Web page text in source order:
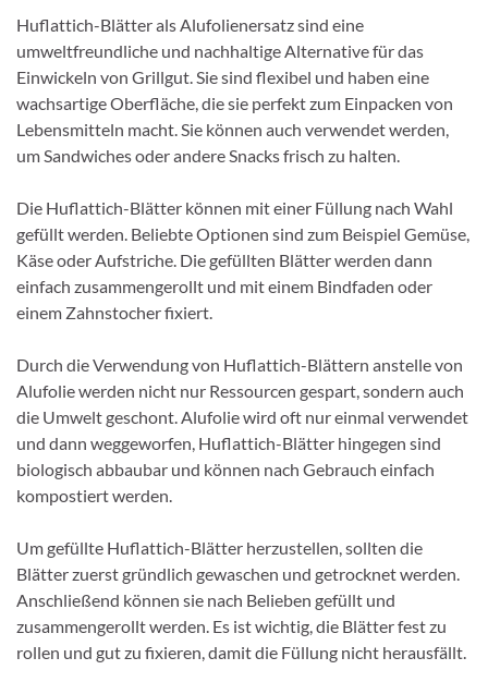
Huflattich-Blätter als Alufolienersatz sind eine
umweltfreundliche und nachhaltige Alternative für das
Einwickeln von Grillgut. Sie sind flexibel und haben eine
wachsartige Oberfläche, die sie perfekt zum Einpacken von
Lebensmitteln macht. Sie können auch verwendet werden,
um Sandwiches oder andere Snacks frisch zu halten.
Die Huflattich-Blätter können mit einer Füllung nach Wahl
gefüllt werden. Beliebte Optionen sind zum Beispiel Gemüse,
Käse oder Aufstriche. Die gefüllten Blätter werden dann
einfach zusammengerollt und mit einem Bindfaden oder
einem Zahnstocher fixiert.
Durch die Verwendung von Huflattich-Blättern anstelle von
Alufolie werden nicht nur Ressourcen gespart, sondern auch
die Umwelt geschont. Alufolie wird oft nur einmal verwendet
und dann weggeworfen, Huflattich-Blätter hingegen sind
biologisch abbaubar und können nach Gebrauch einfach
kompostiert werden.
Um gefüllte Huflattich-Blätter herzustellen, sollten die
Blätter zuerst gründlich gewaschen und getrocknet werden.
Anschließend können sie nach Belieben gefüllt und
zusammengerollt werden. Es ist wichtig, die Blätter fest zu
rollen und gut zu fixieren, damit die Füllung nicht herausfällt.